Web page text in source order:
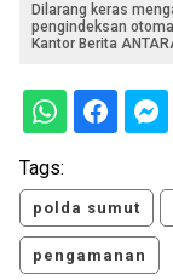
Dilarang keras
pengindeksan
Kantor Berita
Tags:
polda sumut
pengamanan